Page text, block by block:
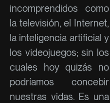
incomprendidos como
la televisión, el Internet,
la inteligencia artificial y
los videojuegos; sin los
cuales hoy quizás no
podríamos concebir
nuestras vidas. Es una